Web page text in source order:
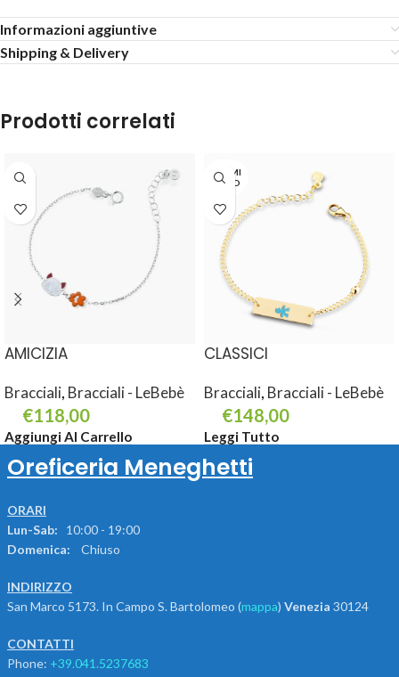
Informazioni aggiuntive
Shipping & Delivery
Prodotti correlati
AMICIZIA
Bracciali, Bracciali - LeBebè
€118,00
Aggiungi Al Carrello
TERMI
NATO
CLASSICI
Bracciali, Bracciali - LeBebè
€148,00
Leggi Tutto
Oreficeria Meneghetti
ORARI
Lun-Sab: 10:00 - 19:00
Domenica:
Chiuso
INDIRIZZO
San Marco 5173. In Campo S. Bartolomeo (mappa) Venezia 30124
CONTATTI
Phone: +39.041.5237683